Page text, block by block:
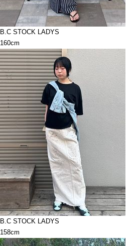
B.C STOCK LADYS
160cm
B.C STOCK LADYS
158cm